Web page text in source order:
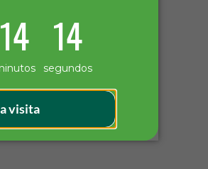
14 13
segundos
visita
projeto
peça:
é vital.
a tenacidade é